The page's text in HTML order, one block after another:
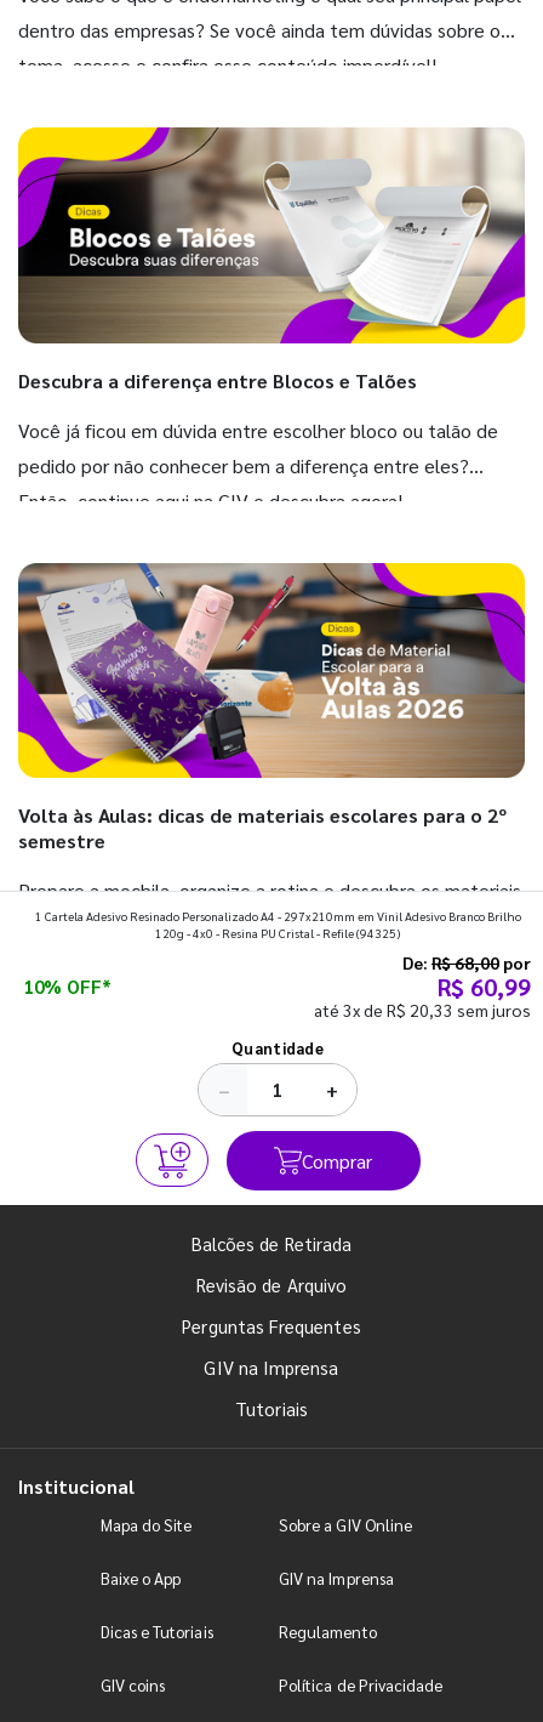
dentro das empresas? Se você ainda tem dúvidas sobre o
tema, acesse e confira esse conteúdo imperdível!
Descubra a diferença entre Blocos e Talões
Você já ficou em dúvida entre escolher bloco ou talão de
pedido por não conhecer bem a diferença entre eles?
Então, continue aqui na GIV e descubra agora!
Volta às Aulas: dicas de materiais escolares para o 2º
semestre
Prepare a mochila, organize a rotina e descubra os materiais
que fazem toda diferença para começar o segundo
1 Cartela Adesivo Resinado Personalizado A4 - 297x210mm em Vinil Adesivo Branco Brilho
120g - 4x0 - Resina PU Cristal - Refile(94325)
10% OFF*
De: R$ 68,00 por
R$ 60,99
até 3x de R$ 20,33 sem juros
Quantidade
− +
Comprar
Balcões de Retirada
Revisão de Arquivo
Perguntas Frequentes
GIV na Imprensa
Tutoriais
Institucional
Mapa do Site Sobre a GIV Online
Baixe o App GIV na Imprensa
Dicas e Tutoriais Regulamento
GIV coins Política de Privacidade